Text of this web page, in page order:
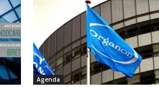
Agenda